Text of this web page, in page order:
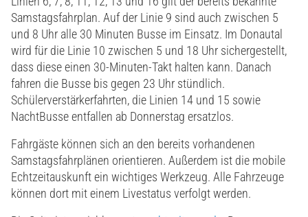
Samstagsfahrplan. Auf der Linie 9 sind auch zwischen 5
und 8 Uhr alle 30 Minuten Busse im Einsatz. Im Donautal
wird für die Linie 10 zwischen 5 und 18 Uhr sichergestellt,
dass diese einen 30-Minuten-Takt halten kann. Danach
fahren die Busse bis gegen 23 Uhr stündlich.
Schülerverstärkerfahrten, die Linien 14 und 15 sowie
NachtBusse entfallen ab Donnerstag ersatzlos.
Fahrgäste können sich an den bereits vorhandenen
Samstagsfahrplänen orientieren. Außerdem ist die mobile
Echtzeitauskunft ein wichtiges Werkzeug. Alle Fahrzeuge
können dort mit einem Livestatus verfolgt werden.